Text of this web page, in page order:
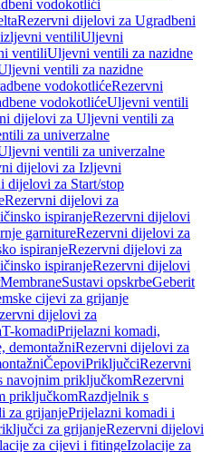
vodokotlići
Rezervni dijelovi za Ugradbeni
ventiliUljevni
ventiliUljevni ventili za nazidne
ventili za nazidne
vodokotlićeRezervni
vodokotlićeUljevni ventili
dijelovi za Uljevni ventili za
za univerzalne
ventili za univerzalne
dijelovi za Izljevni
dijelovi za Start/stop
Rezervni dijelovi za
ispiranjeRezervni dijelovi
garnitureRezervni dijelovi za
ispiranjeRezervni dijelovi za
ispiranjeRezervni dijelovi
MembraneSustavi opskrbeGeberit
cijevi za grijanje
dijelovi za
T-komadiPrijelazni komadi,
demontažniRezervni dijelovi za
ČepoviPriključciRezervni
navojnim priključkomRezervni
priključkomRazdjelnik s
za grijanjePrijelazni komadi i
za grijanjeRezervni dijelovi
za cijevi i fitingeIzolacije za